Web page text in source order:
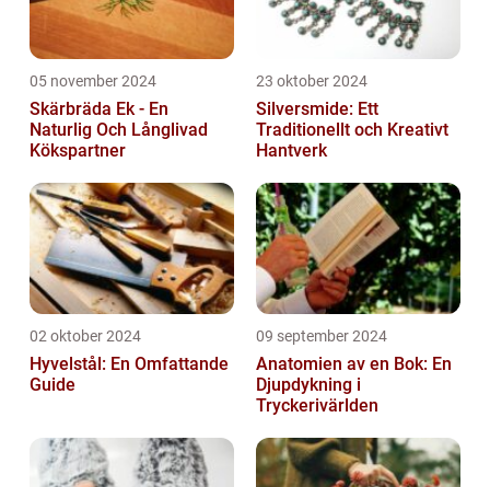
05 november 2024
Skärbräda Ek - En
Naturlig Och Långlivad
Kökspartner
23 oktober 2024
Silversmide: Ett
Traditionellt och Kreativt
Hantverk
02 oktober 2024
Hyvelstål: En Omfattande
Guide
09 september 2024
Anatomien av en Bok: En
Djupdykning i
Tryckerivärlden